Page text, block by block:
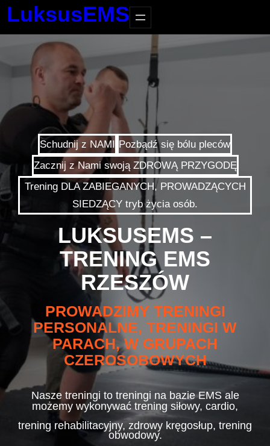
LuksusEMS
Schudnij z NAMI Pozbądź się bólu pleców
Zacznij z Nami swoją ZDROWĄ PRZYGODĘ
Trening DLA ZABIEGANYCH, PROWADZĄCYCH
SIEDZĄCY tryb życia osób.
LUKSUSEMS –
TRENING EMS
RZESZÓW
PROWADZIMY TRENINGI
PERSONALNE, TRENINGI W
PARACH, W GRUPACH
CZEROSOBOWYCH
Nasze treningi to treningi na bazie EMS ale
możemy wykonywać trening siłowy, cardio,
trening rehabilitacyjny, zdrowy kręgosłup, trening
obwodowy.